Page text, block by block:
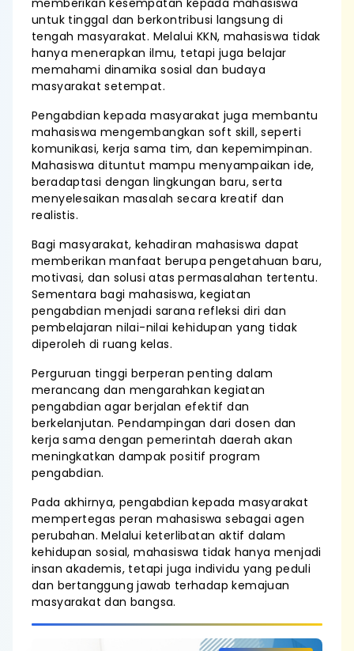
memberikan kesempatan kepada mahasiswa
untuk tinggal dan berkontribusi langsung di
tengah masyarakat. Melalui KKN, mahasiswa tidak
hanya menerapkan ilmu, tetapi juga belajar
memahami dinamika sosial dan budaya
masyarakat setempat.
Pengabdian kepada masyarakat juga membantu
mahasiswa mengembangkan soft skill, seperti
komunikasi, kerja sama tim, dan kepemimpinan.
Mahasiswa dituntut mampu menyampaikan ide,
beradaptasi dengan lingkungan baru, serta
menyelesaikan masalah secara kreatif dan
realistis.
Bagi masyarakat, kehadiran mahasiswa dapat
memberikan manfaat berupa pengetahuan baru,
motivasi, dan solusi atas permasalahan tertentu.
Sementara bagi mahasiswa, kegiatan
pengabdian menjadi sarana refleksi diri dan
pembelajaran nilai-nilai kehidupan yang tidak
diperoleh di ruang kelas.
Perguruan tinggi berperan penting dalam
merancang dan mengarahkan kegiatan
pengabdian agar berjalan efektif dan
berkelanjutan. Pendampingan dari dosen dan
kerja sama dengan pemerintah daerah akan
meningkatkan dampak positif program
pengabdian.
Pada akhirnya, pengabdian kepada masyarakat
mempertegas peran mahasiswa sebagai agen
perubahan. Melalui keterlibatan aktif dalam
kehidupan sosial, mahasiswa tidak hanya menjadi
insan akademis, tetapi juga individu yang peduli
dan bertanggung jawab terhadap kemajuan
masyarakat dan bangsa.